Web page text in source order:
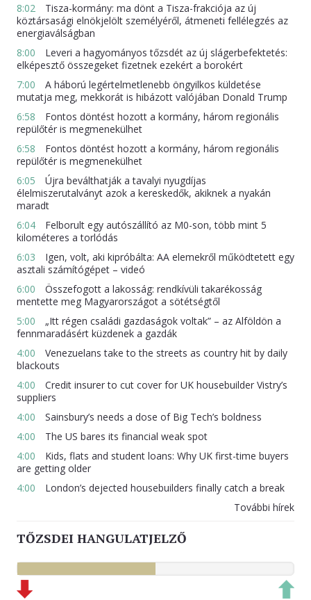
8:02
Tisza-kormány: ma dönt a Tisza-frakciója az új
köztársasági elnökjelölt személyéről, átmeneti fellélegzés az
energiaválságban
8:00
Leveri a hagyományos tőzsdét az új slágerbefektetés:
elképesztő összegeket fizetnek ezekért a borokért
7:00
A háború legértelmetlenebb öngyilkos küldetése
mutatja meg, mekkorát is hibázott valójában Donald Trump
6:58
Fontos döntést hozott a kormány, három regionális
repülőtér is megmenekülhet
6:58
Fontos döntést hozott a kormány, három regionális
repülőtér is megmenekülhet
6:05
Újra beválthatják a tavalyi nyugdíjas
élelmiszerutalványt azok a kereskedők, akiknek a nyakán
maradt
6:04
Felborult egy autószállító az M0-son, több mint 5
kilométeres a torlódás
6:03
Igen, volt, aki kipróbálta: AA elemekről működtetett egy
asztali számítógépet – videó
6:00
Összefogott a lakosság: rendkívüli takarékosság
mentette meg Magyarországot a sötétségtől
5:00
„Itt régen családi gazdaságok voltak” – az Alföldön a
fennmaradásért küzdenek a gazdák
4:00
Venezuelans take to the streets as country hit by daily
blackouts
4:00
Credit insurer to cut cover for UK housebuilder Vistry’s
suppliers
4:00
Sainsbury’s needs a dose of Big Tech’s boldness
4:00
The US bares its financial weak spot
4:00
Kids, flats and student loans: Why UK first-time buyers
are getting older
4:00
London’s dejected housebuilders finally catch a break
További hírek
TŐZSDEI HANGULATJELZŐ